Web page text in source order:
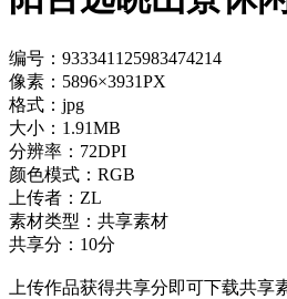
编号：933341125983474214
像素：5896×3931PX
格式：jpg
大小：1.91MB
分辨率：72DPI
颜色模式：RGB
上传者：ZL
素材类型：共享素材
共享分：10分
上传作品获得共享分即可下载共享